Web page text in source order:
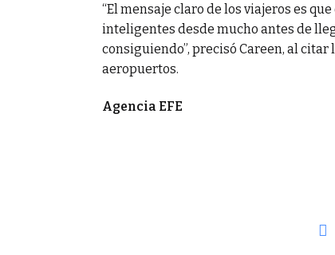
“El mensaje claro de los viajeros es
inteligentes desde mucho antes de
consiguiendo”, precisó Careen, al
aeropuertos.
Agencia EFE